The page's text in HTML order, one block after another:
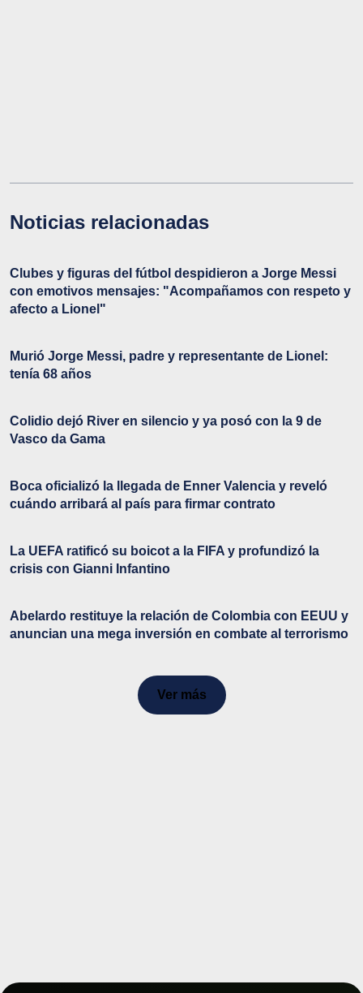
Noticias relacionadas
Clubes y figuras del fútbol despidieron a Jorge Messi
con emotivos mensajes: "Acompañamos con respeto y
afecto a Lionel"
Murió Jorge Messi, padre y representante de Lionel:
tenía 68 años
Colidio dejó River en silencio y ya posó con la 9 de
Vasco da Gama
Boca oficializó la llegada de Enner Valencia y reveló
cuándo arribará al país para firmar contrato
La UEFA ratificó su boicot a la FIFA y profundizó la
crisis con Gianni Infantino
Abelardo restituye la relación de Colombia con EEUU y
anuncian una mega inversión en combate al terrorismo
Ver más